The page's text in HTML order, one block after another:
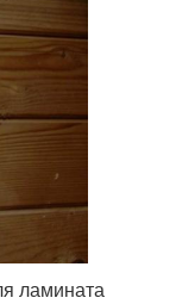
ламината